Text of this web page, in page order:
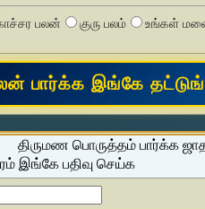
பலன் குரு பலம் உங்கள்
திருமண பொருத்தம் பார்க்க
இங்கே பதிவு செய்க